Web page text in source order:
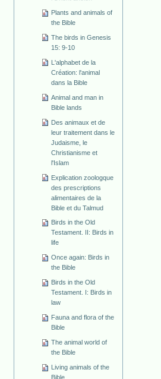
Plants and animals of
the Bible
The birds in Genesis
15: 9-10
L'alphabet de la
Création: l'animal
dans la Bible
Animal and man in
Bible lands
Des animaux et de
leur traitement dans le
Judaisme, le
Christianisme et
l'Islam
Explication zoologque
des prescriptions
alimentaires de la
Bible et du Talmud
Birds in the Old
Testament. II: Birds in
life
Once again: Birds in
the Bible
Birds in the Old
Testament. I: Birds in
law
Fauna and flora of the
Bible
The animal world of
the Bible
Living animals of the
Bible